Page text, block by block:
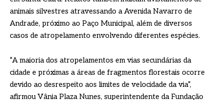
animais silvestres atravessando a Avenida Navarro de
Andrade, próximo ao Paço Municipal, além de diversos
casos de atropelamento envolvendo diferentes espécies.
“A maioria dos atropelamentos em vias secundárias da
cidade e próximas a áreas de fragmentos florestais ocorre
devido ao desrespeito aos limites de velocidade da via”,
afirmou Vânia Plaza Nunes, superintendente da Fundação